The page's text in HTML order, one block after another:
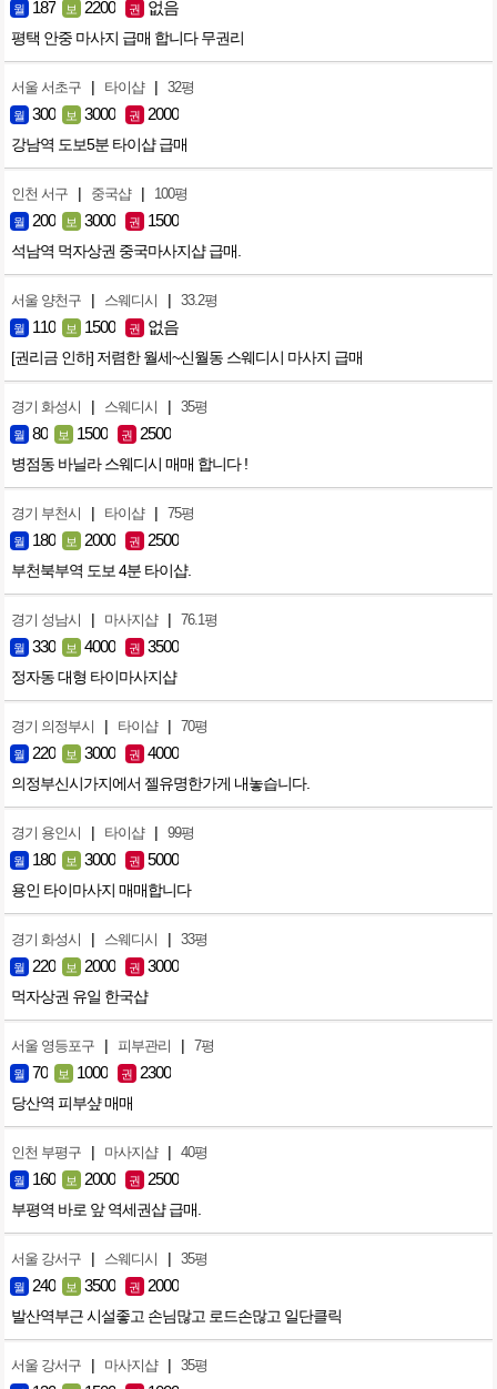
월 187 보 2200 권 없음
평택 안중 마사지 급매 합니다 무권리
서울 서초구 | 타이샵 | 32평
월 300 보 3000 권 2000
강남역 도보5분 타이샵 급매
인천 서구 | 중국샵 | 100평
월 200 보 3000 권 1500
석남역 먹자상권 중국마사지샵 급매.
서울 양천구 | 스웨디시 | 33.2평
월 110 보 1500 권 없음
[권리금 인하] 저렴한 월세~신월동 스웨디시 마사지 급매
경기 화성시 | 스웨디시 | 35평
월 80 보 1500 권 2500
병점동 바닐라 스웨디시 매매 합니다 !
경기 부천시 | 타이샵 | 75평
월 180 보 2000 권 2500
부천북부역 도보 4분 타이샵.
경기 성남시 | 마사지샵 | 76.1평
월 330 보 4000 권 3500
정자동 대형 타이마사지샵
경기 의정부시 | 타이샵 | 70평
월 220 보 3000 권 4000
의정부신시가지에서 젤유명한가게 내놓습니다.
경기 용인시 | 타이샵 | 99평
월 180 보 3000 권 5000
용인 타이마사지 매매합니다
경기 화성시 | 스웨디시 | 33평
월 220 보 2000 권 3000
먹자상권 유일 한국샵
서울 영등포구 | 피부관리 | 7평
월 70 보 1000 권 2300
당산역 피부샾 매매
인천 부평구 | 마사지샵 | 40평
월 160 보 2000 권 2500
부평역 바로 앞 역세권샵 급매.
서울 강서구 | 스웨디시 | 35평
월 240 보 3500 권 2000
발산역부근 시설좋고 손님많고 로드손많고 일단클릭
서울 강서구 | 마사지샵 | 35평